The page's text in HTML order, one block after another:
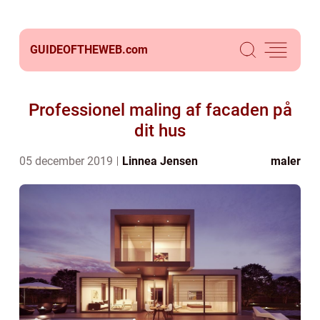
GUIDEOFTHEWEB.com
Professionel maling af facaden på
dit hus
05 december 2019 Linnea Jensen maler